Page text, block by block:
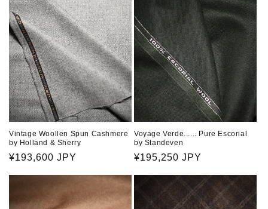
Vintage Woollen Spun Cashmere
by Holland & Sherry
通
¥193,600 JPY
Voyage Verde...... Pure Escorial
by Standeven
通
価
¥195,250 JPY